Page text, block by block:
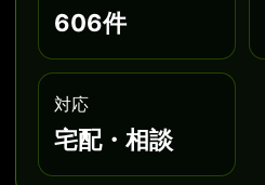
606件
対応
宅配・相談